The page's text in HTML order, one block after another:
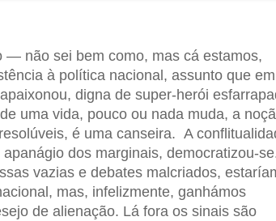
— não sei bem como, mas cá estamos,
à política nacional, assunto que em
digna de super-herói
uma vida, pouco ou nada muda, a
é uma canseira. A
dos marginais, democratizou-
vazias e debates malcriados,
mas, infelizmente, ganhámos
de alienação. Lá fora os sinais são